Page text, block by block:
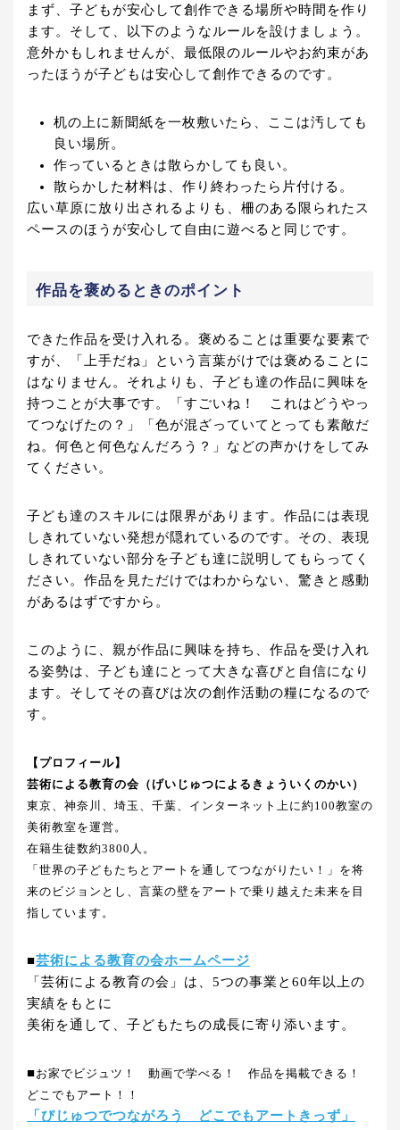
まず、子どもが安心して創作できる場所や時間を作り
ます。そして、以下のようなルールを設けましょう。
意外かもしれませんが、最低限のルールやお約束があ
ったほうが子どもは安心して創作できるのです。
机の上に新聞紙を一枚敷いたら、ここは汚しても
良い場所。
作っているときは散らかしても良い。
散らかした材料は、作り終わったら片付ける。
広い草原に放り出されるよりも、柵のある限られたス
ペースのほうが安心して自由に遊べると同じです。
作品を褒めるときのポイント
できた作品を受け入れる。褒めることは重要な要素で
すが、「上手だね」という言葉がけでは褒めることに
はなりません。それよりも、子ども達の作品に興味を
持つことが大事です。「すごいね！ これはどうやっ
てつなげたの？」「色が混ざっていてとっても素敵だ
ね。何色と何色なんだろう？」などの声かけをしてみ
てください。
子ども達のスキルには限界があります。作品には表現
しきれていない発想が隠れているのです。その、表現
しきれていない部分を子ども達に説明してもらってく
ださい。作品を見ただけではわからない、驚きと感動
があるはずですから。
このように、親が作品に興味を持ち、作品を受け入れ
る姿勢は、子ども達にとって大きな喜びと自信になり
ます。そしてその喜びは次の創作活動の糧になるので
す。
【プロフィール】
芸術による教育の会（げいじゅつによるきょういくのかい）
東京、神奈川、埼玉、千葉、インターネット上に約100教室の
美術教室を運営。
在籍生徒数約3800人。
「世界の子どもたちとアートを通してつながりたい！」を将
来のビジョンとし、言葉の壁をアートで乗り越えた未来を目
指しています。
■芸術による教育の会ホームページ
「芸術による教育の会」は、5つの事業と60年以上の
実績をもとに
美術を通して、子どもたちの成長に寄り添います。
■お家でビジュツ！ 動画で学べる！ 作品を掲載できる！
どこでもアート！！
「びじゅつでつながろう どこでもアートきっず」